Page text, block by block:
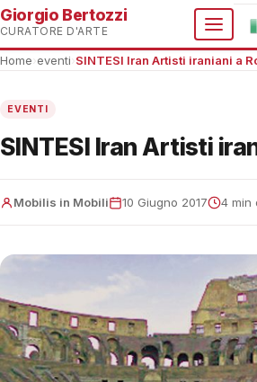
Giorgio Bertozzi
CURATORE D'ARTE
Home eventi SINTESI Iran Artisti iraniani a
EVENTI
SINTESI Iran Artisti
Mobilis in Mobili 10 Giugno 2017 4 min